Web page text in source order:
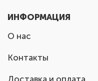
ИНФОРМАЦИЯ
О нас
Контакты
Доставка и оплата